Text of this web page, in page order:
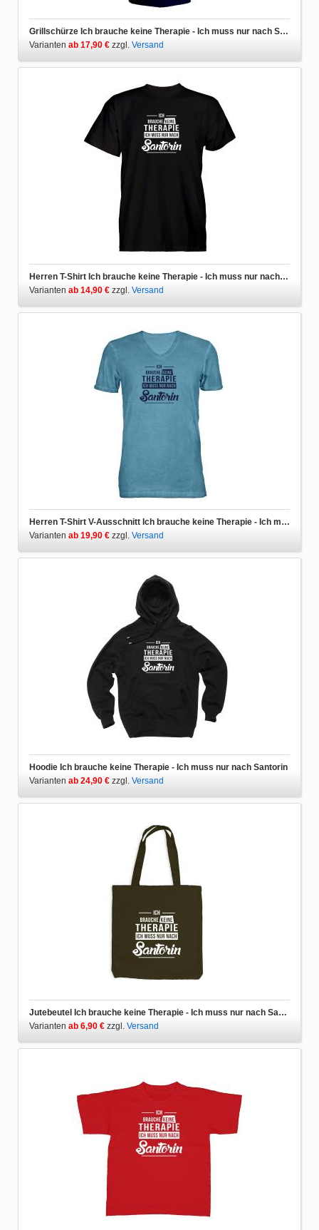
Grillschürze Ich brauche keine Therapie - Ich muss nur nach Santorin
Varianten ab 17,90 € zzgl. Versand
Herren T-Shirt Ich brauche keine Therapie - Ich muss nur nach Santorin
Varianten ab 14,90 € zzgl. Versand
Herren T-Shirt V-Ausschnitt Ich brauche keine Therapie - Ich muss nur nach Santorin
Varianten ab 19,90 € zzgl. Versand
Hoodie Ich brauche keine Therapie - Ich muss nur nach Santorin
Varianten ab 24,90 € zzgl. Versand
Jutebeutel Ich brauche keine Therapie - Ich muss nur nach Santorin
Varianten ab 6,90 € zzgl. Versand